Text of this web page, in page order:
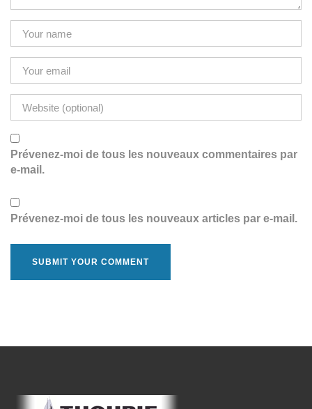
Prévenez-moi de tous les nouveaux commentaires par
e-mail.
Prévenez-moi de tous les nouveaux articles par e-mail.